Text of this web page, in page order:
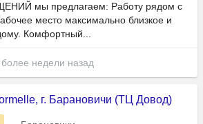
мы предлагаем: Работу рядом с
место максимально близкое и
Комфортный...
недели назад
г. Барановичи (ТЦ Довод)